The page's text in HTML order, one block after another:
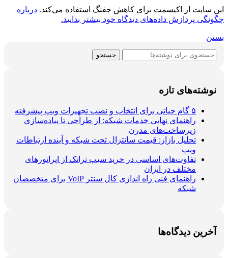
این سایت از اکیسمت برای کاهش جفنگ استفاده می‌کند. درباره
چگونگی پردازش داده‌های دیدگاه خود بیشتر بدانید.
بستن
جستجو
نوشته‌های تازه
۵ گام حیاتی برای انتخاب و نصب تجهیزات ویپ پیشرفته
راهنمای نهایی خدمات شبکه: از طراحی تا پیاده‌سازی
زیرساخت‌های مدرن
تحلیل بازار: قیمت سانترال تحت شبکه و آینده ارتباطات
ویپ
تفاوت‌های اساسی در خرید سیپ ترانک از اپراتورهای
مختلف در ایران
راهنمای فنی راه اندازی کال سنتر VoIP برای متخصصان
شبکه
آخرین دیدگاه‌ها